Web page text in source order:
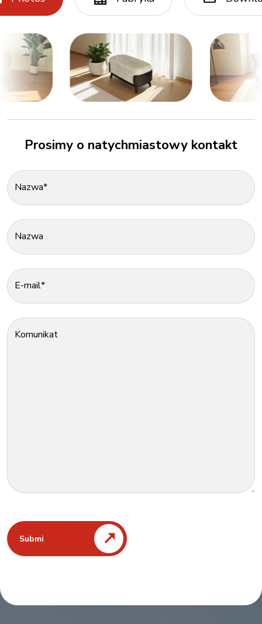
Prosimy o natychmiastowy kontakt
Nazwa*
Nazwa
E-mail*
Komunikat
Submi